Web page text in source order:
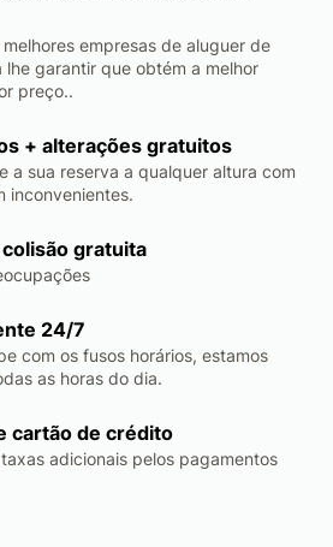
empresas de aluguer de
lhe garantir que obtém a melhor
preço..
+ alterações gratuitos
a sua reserva a qualquer altura com
inconvenientes.
gratuita
24/7
com os fusos horários, estamos
as horas do dia.
cartão de crédito
adicionais pelos pagamentos